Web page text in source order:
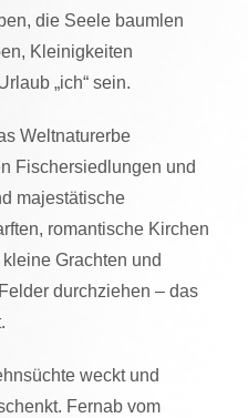
die Seele baumlen
Kleinigkeiten
„ich“ sein.
Weltnaturerbe
Fischersiedlungen und
majestätische
romantische Kirchen
Grachten und
durchziehen – das
weckt und
Fernab vom